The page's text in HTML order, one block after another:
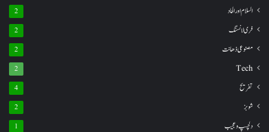
السلام اور الحاد 2
فری لانسنگ 2
مصنوعی ذھانت 2
Tech
2
تفریح 4
شوبز 2
دلچسپ و عجیب 1